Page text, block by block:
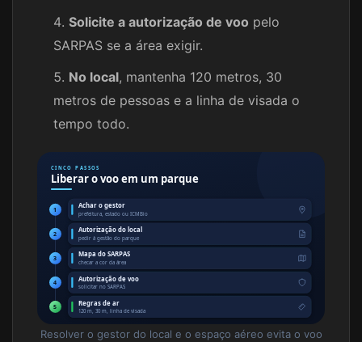
Solicite a autorização de voo pelo
SARPAS se a área exigir.
No local, mantenha 120 metros, 30
metros de pessoas e a linha de visada o
tempo todo.
CINCO PASSOS
Liberar o voo em um parque
1 Achar o gestor
prefeitura, estado ou ICMBio
2 Autorização do local
pedir à gestão do parque
3 Mapa do SARPAS
checar a cor da área
4 Autorização de voo
solicitar no SARPAS
5 Regras de ar
120 m, 30 m, linha de visada
Resolver o gestor do local e o espaço aéreo evita o voo